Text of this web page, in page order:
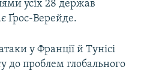
усіх 28 держав
Ґрос-Верейде.
у Франції й Тунісі
до проблем глобального